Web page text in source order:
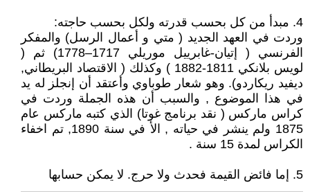
4. مبدأ من كل بحسب قدرته ولكل بحسب حاجته:
وردت في العهد الجديد ( متي و أعمال الرسل) والمفكر
الفرنسي ( إتيان-غابرييل موريلي 1717–1778) ثم (
لويس بلانكي 1811-1882 ) وكذلك ( الاقتصاد البريطاني,
ديفيد ريكاردو). وهو شعار طوباوي وأعتقد أن إنجلز له يد
في هذا الموضوع , والسبب أن هذه الجملة وردت في
كراس ماركس ( نقد برنامج غوتا) الذي كتبه ماركس عام
1875 ولم ينشر في حياته , الأ في سنة 1890, تم اخفاء
الكراس لمدة 15 سنة .
5. إما فائض القيمة فحدث ولا حرج. لا يمكن حسابها